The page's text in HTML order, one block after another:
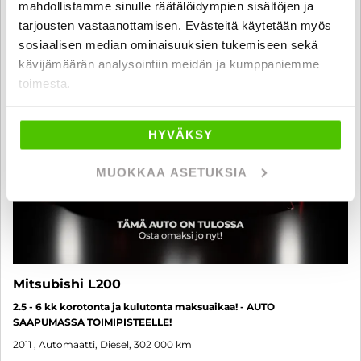
mahdollistamme sinulle räätälöidympien sisältöjen ja
tarjousten vastaanottamisen. Evästeitä käytetään myös
sosiaalisen median ominaisuuksien tukemiseen sekä
kävijämäärän analysointiin meidän ja kumppaniemme
toimesta.
HYVÄKSY
MUOKKAA ASETUKSIA
Mitsubishi L200
2.5 - 6 kk korotonta ja kulutonta maksuaikaa! - AUTO
SAAPUMASSA TOIMIPISTEELLE!
2011 , Automaatti, Diesel, 302 000 km